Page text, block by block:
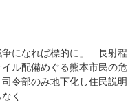
争になれば標的に」 長射程
イル配備めぐる熊本市民の危
令部のみ地下化し住民説明
く